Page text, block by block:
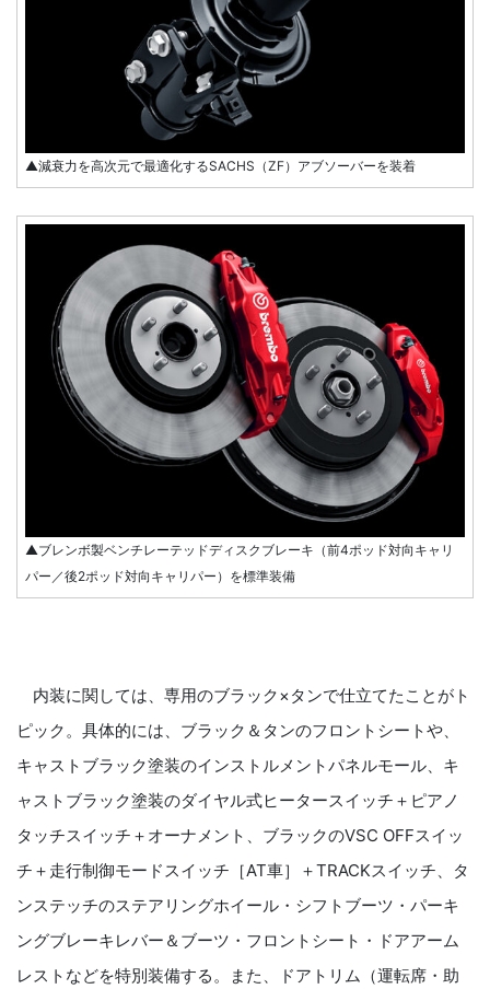
▲減衰力を高次元で最適化するSACHS（ZF）アブソーバーを装着
▲ブレンボ製ベンチレーテッドディスクブレーキ（前4ポッド対向キャリ
パー／後2ポッド対向キャリパー）を標準装備
内装に関しては、専用のブラック×タンで仕立てたことがト
ピック。具体的には、ブラック＆タンのフロントシートや、
キャストブラック塗装のインストルメントパネルモール、キ
ャストブラック塗装のダイヤル式ヒータースイッチ＋ピアノ
タッチスイッチ＋オーナメント、ブラックのVSC OFFスイッ
チ＋走行制御モードスイッチ［AT車］＋TRACKスイッチ、タ
ンステッチのステアリングホイール・シフトブーツ・パーキ
ングブレーキレバー＆ブーツ・フロントシート・ドアアーム
レストなどを特別装備する。また、ドアトリム（運転席・助